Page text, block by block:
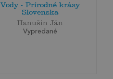
Vody - Prírodné krásy
Slovenska
Hanušin Ján
Vypredané